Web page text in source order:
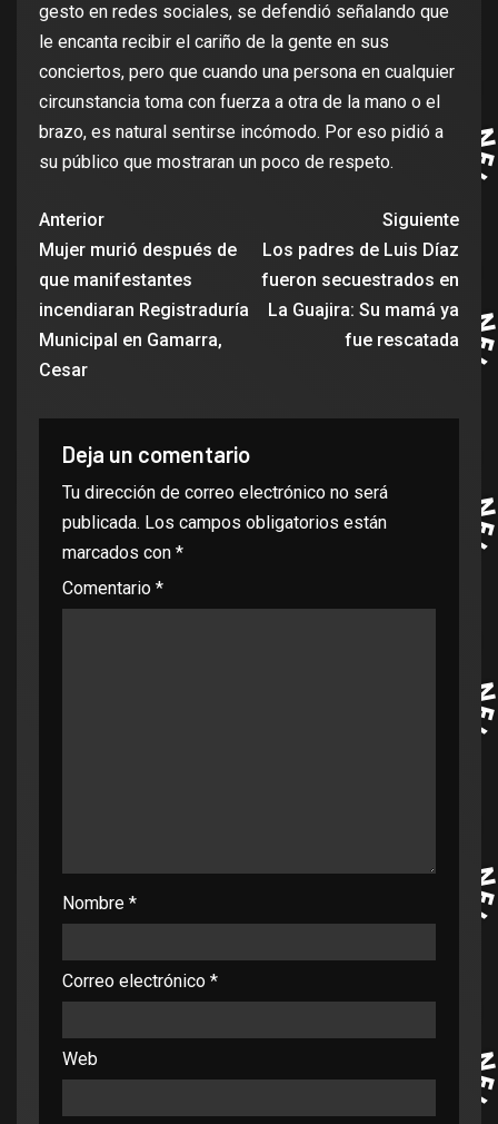
gesto en redes sociales, se defendió señalando que
le encanta recibir el cariño de la gente en sus
conciertos, pero que cuando una persona en cualquier
circunstancia toma con fuerza a otra de la mano o el
brazo, es natural sentirse incómodo. Por eso pidió a
su público que mostraran un poco de respeto.
Anterior
Mujer murió después de
que manifestantes
incendiaran Registraduría
Municipal en Gamarra,
Cesar
Siguiente
Los padres de Luis Díaz
fueron secuestrados en
La Guajira: Su mamá ya
fue rescatada
Deja un comentario
Tu dirección de correo electrónico no será
publicada. Los campos obligatorios están
marcados con *
Comentario *
Nombre *
Correo electrónico *
Web